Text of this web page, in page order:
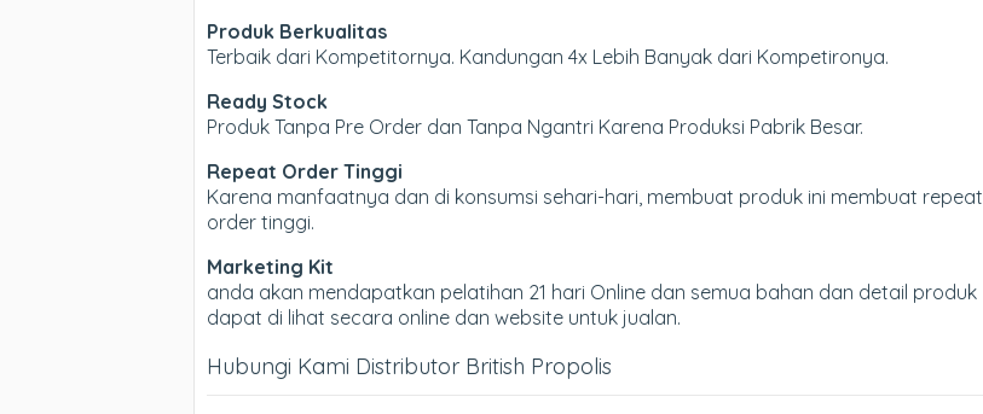
Produk Berkualitas
Terbaik dari Kompetitornya. Kandungan 4x Lebih Banyak dari Kompetironya.
Ready Stock
Produk Tanpa Pre Order dan Tanpa Ngantri Karena Produksi Pabrik Besar.
Repeat Order Tinggi
Karena manfaatnya dan di konsumsi sehari-hari, membuat produk ini membuat repeat
order tinggi.
Marketing Kit
anda akan mendapatkan pelatihan 21 hari Online dan semua bahan dan detail produk
dapat di lihat secara online dan website untuk jualan.
Hubungi Kami Distributor British Propolis